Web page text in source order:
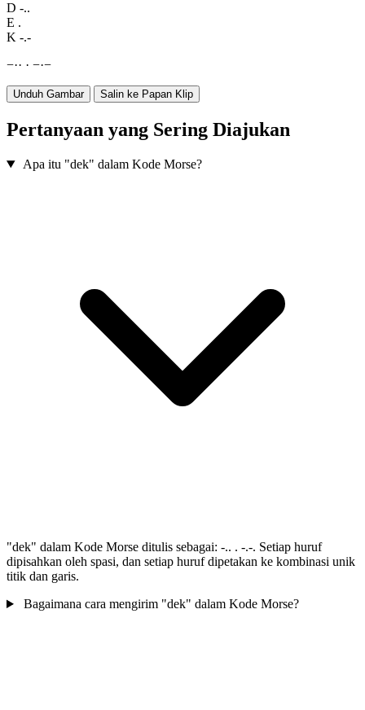
D -..
E .
K -.-
−·· · −·−
Unduh Gambar Salin ke Papan Klip
Pertanyaan yang Sering Diajukan
Apa itu "dek" dalam Kode Morse?
"dek" dalam Kode Morse ditulis sebagai: -.. . -.-. Setiap huruf
dipisahkan oleh spasi, dan setiap huruf dipetakan ke kombinasi unik
titik dan garis.
Bagaimana cara mengirim "dek" dalam Kode Morse?